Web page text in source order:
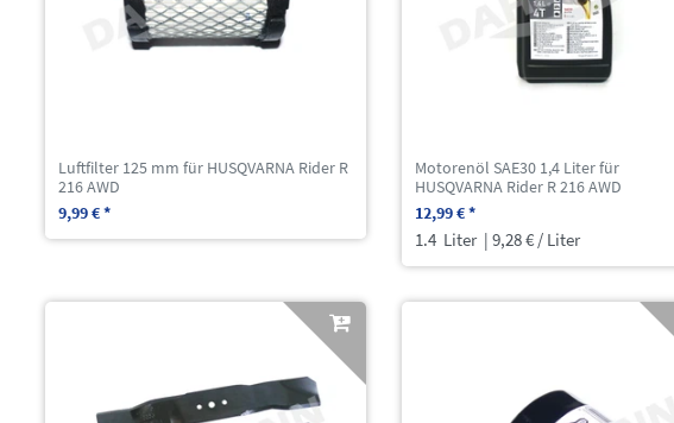
Luftfilter 125 mm für HUSQVARNA Rider R
216 AWD
9,99 € *
Motorenöl SAE30 1,4 Liter für
HUSQVARNA Rider R 216 AWD
12,99 € *
1.4 Liter | 9,28 € / Liter